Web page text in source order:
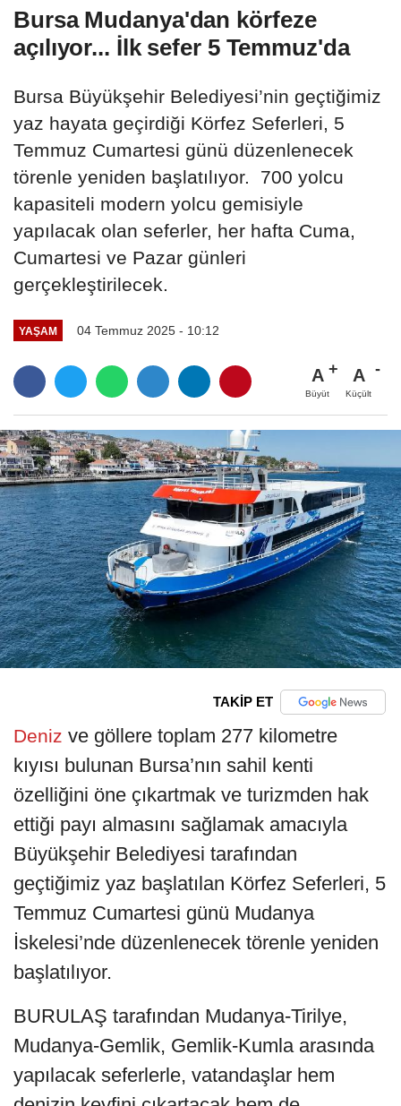
Bursa Mudanya'dan körfeze
açılıyor... İlk sefer 5 Temmuz'da
Bursa Büyükşehir Belediyesi’nin geçtiğimiz
yaz hayata geçirdiği Körfez Seferleri, 5
Temmuz Cumartesi günü düzenlenecek
törenle yeniden başlatılıyor. 700 yolcu
kapasiteli modern yolcu gemisiyle
yapılacak olan seferler, her hafta Cuma,
Cumartesi ve Pazar günleri
gerçekleştirilecek.
YAŞAM 04 Temmuz 2025 - 10:12
A
Büyüt
A
Küçült
TAKİP ET
Deniz ve göllere toplam 277 kilometre
kıyısı bulunan Bursa’nın sahil kenti
özelliğini öne çıkartmak ve turizmden hak
ettiği payı almasını sağlamak amacıyla
Büyükşehir Belediyesi tarafından
geçtiğimiz yaz başlatılan Körfez Seferleri, 5
Temmuz Cumartesi günü Mudanya
İskelesi’nde düzenlenecek törenle yeniden
başlatılıyor.
BURULAŞ tarafından Mudanya-Tirilye,
Mudanya-Gemlik, Gemlik-Kumla arasında
yapılacak seferlerle, vatandaşlar hem